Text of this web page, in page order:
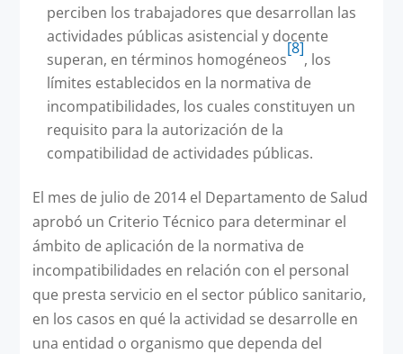
perciben los trabajadores que desarrollan las
actividades públicas asistencial y docente
superan, en términos homogéneos
[8]
, los
límites establecidos en la normativa de
incompatibilidades, los cuales constituyen un
requisito para la autorización de la
compatibilidad de actividades públicas.
El mes de julio de 2014 el Departamento de Salud
aprobó un Criterio Técnico para determinar el
ámbito de aplicación de la normativa de
incompatibilidades en relación con el personal
que presta servicio en el sector público sanitario,
en los casos en qué la actividad se desarrolle en
una entidad o organismo que dependa del